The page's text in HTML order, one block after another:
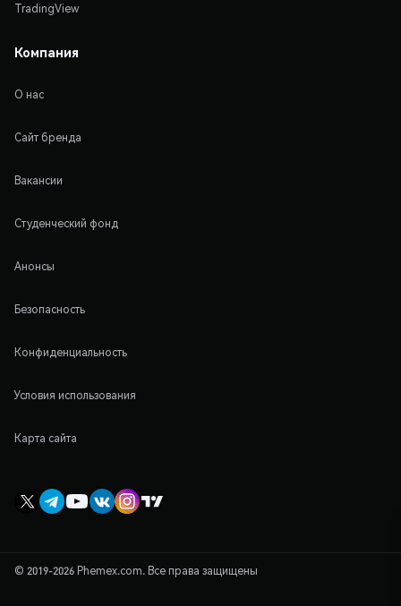
TradingView
Компания
О нас
Сайт бренда
Вакансии
Студенческий фонд
Анонсы
Безопасность
Конфиденциальность
Условия использования
Карта сайта
© 2019-2026 Phemex.com. Все права защищены